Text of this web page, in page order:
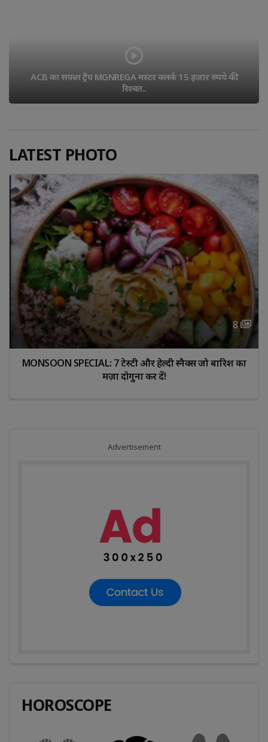
ACB का सफल ट्रैप MGNREGA मस्टर क्लर्क 15 हज़ार रुपये की
रिश्वत..
LATEST PHOTO
8
MONSOON SPECIAL: 7 टेस्टी और हेल्दी स्नैक्स जो बारिश का
मज़ा दोगुना कर दें!
Advertisement
HOROSCOPE